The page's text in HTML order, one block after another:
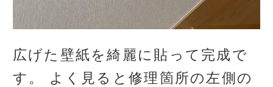
広げた壁紙を綺麗に貼って完成で
す。 よく見ると修理箇所の左側の